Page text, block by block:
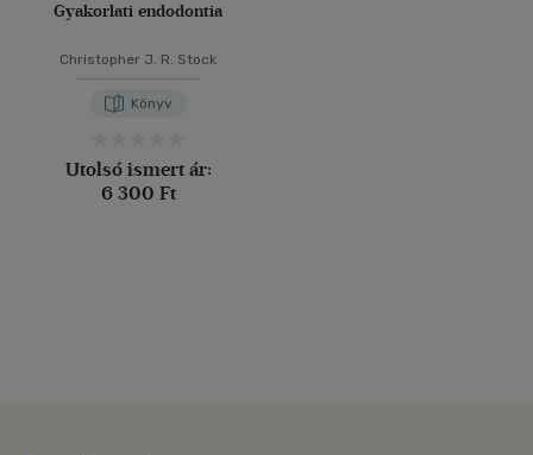
Gyakorlati endodontia
Christopher J. R. Stock
Könyv
Utolsó ismert ár:
6 300 Ft